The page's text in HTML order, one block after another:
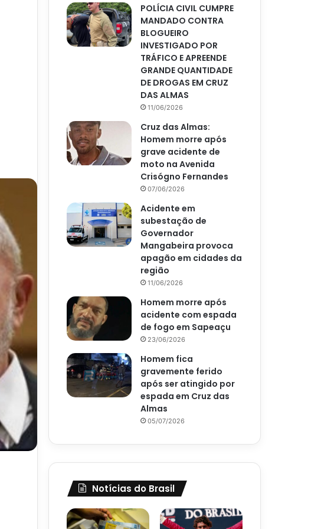
POLÍCIA CIVIL CUMPRE
MANDADO CONTRA
BLOGUEIRO
INVESTIGADO POR
TRÁFICO E APREENDE
GRANDE QUANTIDADE
DE DROGAS EM CRUZ
DAS ALMAS
11/06/2026
Cruz das Almas:
Homem morre após
grave acidente de
moto na Avenida
Crisógno Fernandes
07/06/2026
Acidente em
subestação de
Governador
Mangabeira provoca
apagão em cidades da
região
11/06/2026
Homem morre após
acidente com espada
de fogo em Sapeaçu
23/06/2026
Homem fica
gravemente ferido
após ser atingido por
espada em Cruz das
Almas
05/07/2026
Notícias do Brasil